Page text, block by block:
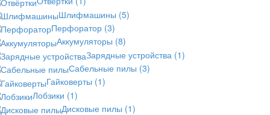
Шлифмашины (5)
Перфоратор (3)
Аккумуляторы (8)
Зарядные устройства (1)
Сабельные пилы (3)
Гайковерты (1)
Лобзики (1)
Дисковые пилы (1)